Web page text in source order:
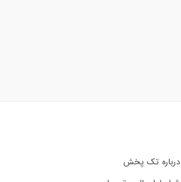
درباره تک پخش